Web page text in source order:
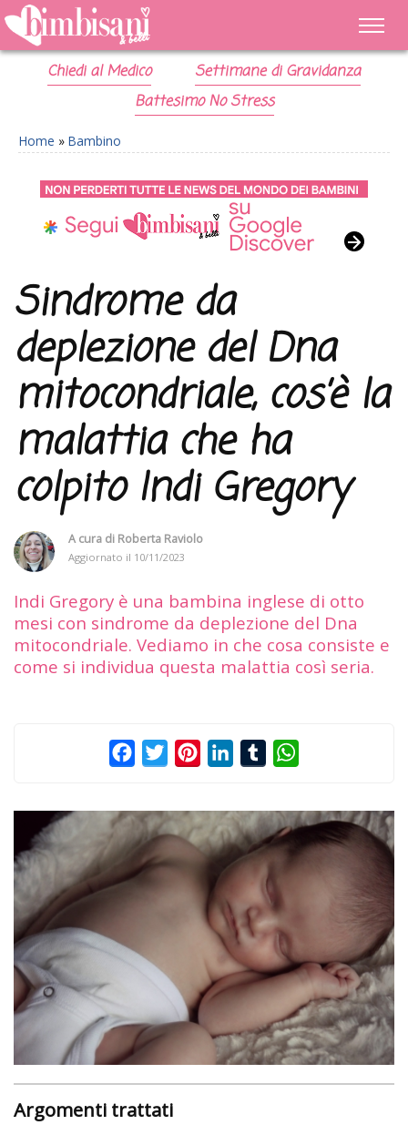
Chiedi al Medico
Settimane di Gravidanza
Battesimo No Stress
Home » Bambino
Sindrome da
deplezione del Dna
mitocondriale, cos’è la
malattia che ha
colpito Indi Gregory
A cura di Roberta Raviolo
Aggiornato il 10/11/2023
Indi Gregory è una bambina inglese di otto
mesi con sindrome da deplezione del Dna
mitocondriale. Vediamo in che cosa consiste e
come si individua questa malattia così seria.
FacebookTwitterPinterestLinkedInTumblr
Argomenti trattati